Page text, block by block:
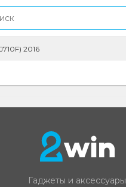
2016
Гаджеты и аксессуары